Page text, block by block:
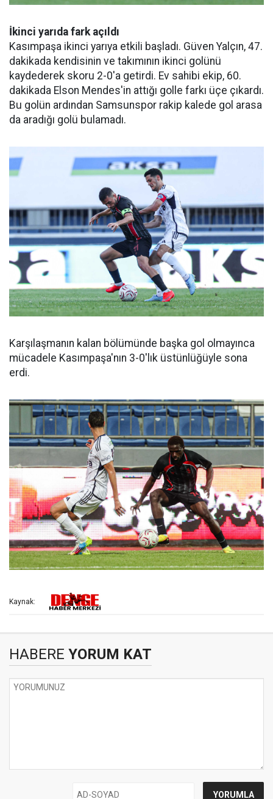
İkinci yarıda fark açıldı
Kasımpaşa ikinci yarıya etkili başladı. Güven Yalçın, 47.
dakikada kendisinin ve takımının ikinci golünü
kaydederek skoru 2-0'a getirdi. Ev sahibi ekip, 60.
dakikada Elson Mendes'in attığı golle farkı üçe çıkardı.
Bu golün ardından Samsunspor rakip kalede gol arasa
da aradığı golü bulamadı.
Karşılaşmanın kalan bölümünde başka gol olmayınca
mücadele Kasımpaşa'nın 3-0'lık üstünlüğüyle sona
erdi.
Kaynak:
HABERE YORUM KAT